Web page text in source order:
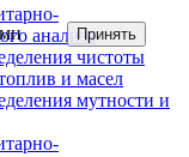
анализа
чистоты
и масел
мутности и
Принять